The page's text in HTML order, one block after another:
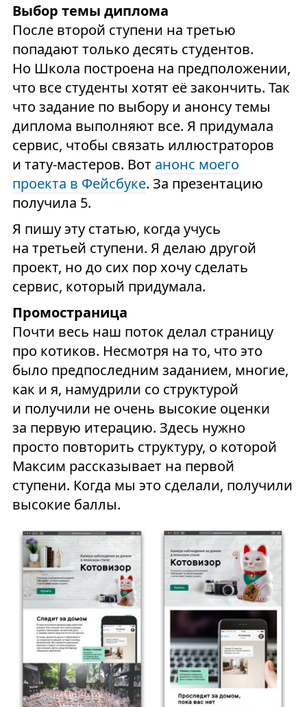
Выбор темы диплома
После второй ступени на третью
попадают только десять студентов.
Но Школа построена на предположении,
что все студенты хотят её закончить. Так
что задание по выбору и анонсу темы
диплома выполняют все. Я придумала
сервис, чтобы связать иллюстраторов
и тату-мастеров. Вот анонс моего
проекта в Фейсбуке. За презентацию
получила 5.
Я пишу эту статью, когда учусь
на третьей ступени. Я делаю другой
проект, но до сих пор хочу сделать
сервис, который придумала.
Промостраница
Почти весь наш поток делал страницу
про котиков. Несмотря на то, что это
было предпоследним заданием, многие,
как и я, намудрили со структурой
и получили не очень высокие оценки
за первую итерацию. Здесь нужно
просто повторить структуру, о которой
Максим рассказывает на первой
ступени. Когда мы это сделали, получили
высокие баллы.